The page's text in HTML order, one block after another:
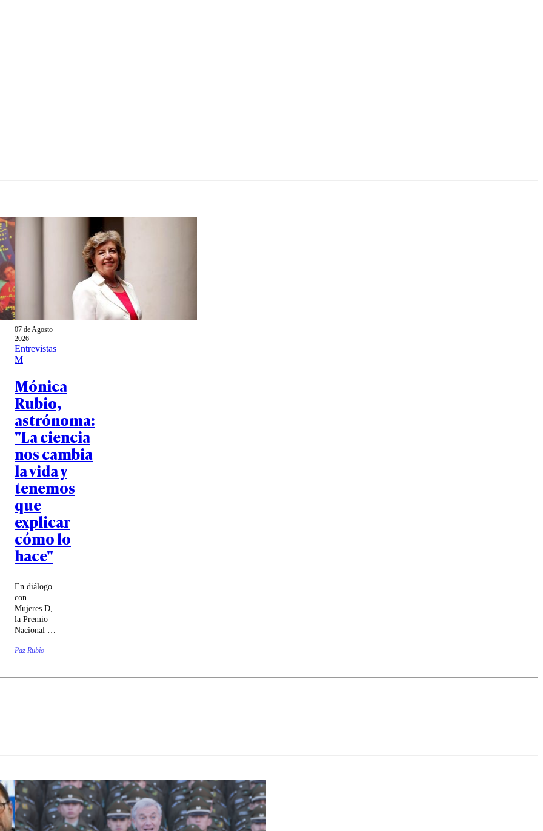
07 de Agosto
2026
Entrevistas
M
Mónica
Rubio,
astrónoma:
"La ciencia
nos cambia
la vida y
tenemos
que
explicar
cómo lo
hace"
En diálogo
con
Mujeres D,
la Premio
Nacional de
Exactas
chileno.
Paz Rubio